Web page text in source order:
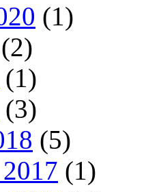
(1)
(2)
(1)
(3)
(5)
(1)